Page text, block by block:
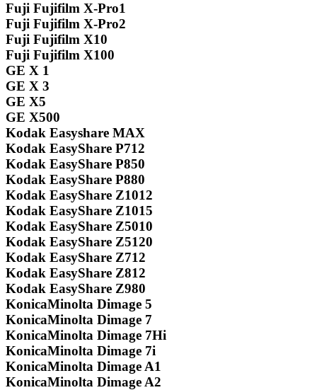
Fuji Fujifilm X-Pro1
Fuji Fujifilm X-Pro2
Fuji Fujifilm X10
Fuji Fujifilm X100
GE X 1
GE X 3
GE X5
GE X500
Kodak Easyshare MAX
Kodak EasyShare P712
Kodak EasyShare P850
Kodak EasyShare P880
Kodak EasyShare Z1012
Kodak EasyShare Z1015
Kodak EasyShare Z5010
Kodak EasyShare Z5120
Kodak EasyShare Z712
Kodak EasyShare Z812
Kodak EasyShare Z980
KonicaMinolta Dimage 5
KonicaMinolta Dimage 7
KonicaMinolta Dimage 7Hi
KonicaMinolta Dimage 7i
KonicaMinolta Dimage A1
KonicaMinolta Dimage A2